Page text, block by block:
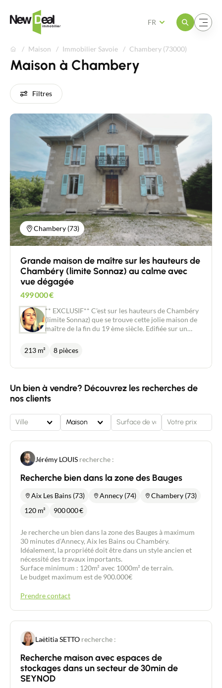
Ouvrir le menuOuvrir le menu
FR
Maison Immobilier Savoie Chambery (73000)
Maison à Chambery
Filtres
Chambery (73)
Grande maison de maître sur les hauteurs de
Chambéry (limite Sonnaz) au calme avec
vue dégagée
499 000€
** EXCLUSIF** C'est sur les hauteurs de Chambéry
(limite Sonnaz) que se trouve cette jolie maison de
maître de la fin du 19 ème siècle. Edifiée sur un
d'un jolie vue dégagée sur la Croix du Nivolet. Son
environnement calme et verdoyant est aussi tout
maison à l'Ouest. Une seconde porte à l'Est permet
d'accéder à une belle terrasse et au jardin. D'une
grâce à une belle hauteur sous plafond, elle se
compose d'un couloir qui dessert un salon, un
qui dessert 4 chambres, une salle de bains et un wc
combles en partie aménagés (deux chambres avec
possibilités d'aménagement et nécessite une
rénovation complète. Ce bien peut convenir à une
famille qui souhaite de grands espaces intérieurs et
diviser en 3 logements. Un cabanon de jardin et 2
belles caves voutées agrémentent ce bien. Alors si
vous souhaitez découvrir ce bien, contactez moi
pour programmer une visite ! Les informations sur
les risques auxquels ce bien est exposé sont
disponibles sur le site Géorisques :
New Deal Immobilier inscrit au RSAC de
213 m² 8 pièces
Un bien à vendre? Découvrez les recherches de
nos clients
Ville Maison
Jérémy LOUIS recherche :
Recherche bien dans la zone des Bauges
Aix Les Bains (73) Annecy (74)
Chambery (73)
120 m²
900 000€
Je recherche un bien dans la zone des Bauges à maximum
30 minutes d'Annecy, Aix les Bains ou Chambéry.
Idéalement, la propriété doit être dans un style ancien et
nécessité des travaux importants.
Surface minimum : 120m² avec 1000m² de terrain.
Le budget maximum est de 900.000€
Prendre contact
Laëtitia SETTO recherche :
Recherche maison avec espaces de
stockages dans un secteur de 30min de
SEYNOD